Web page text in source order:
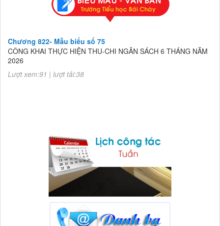
Lượt xem:91 | lượt tải:38
Chương 822- Mẫu biểu số 75
CÔNG KHAI THỰC HIỆN THU-CHI NGÂN SÁCH 6 THÁNG NĂM
2026
Lượt xem:91 | lượt tải:38